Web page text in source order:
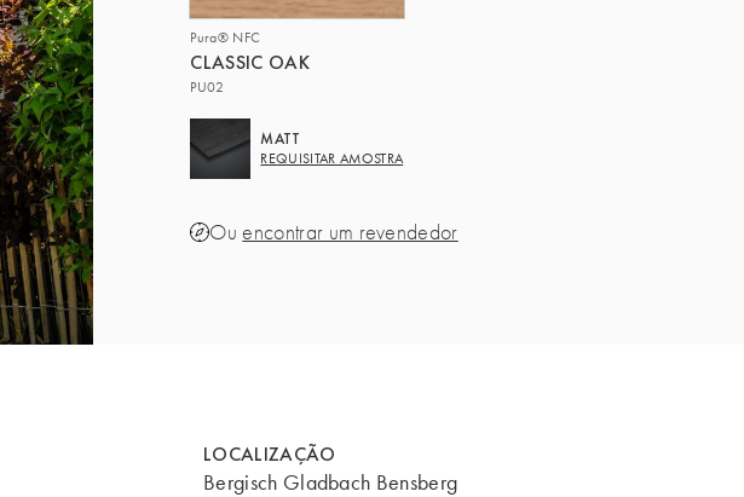
Pura® NFC
CLASSIC OAK
PU02
MATT
REQUISITAR AMOSTRA
Ouencontrar um revendedor
LOCALIZAÇÃO
Bergisch Gladbach Bensberg